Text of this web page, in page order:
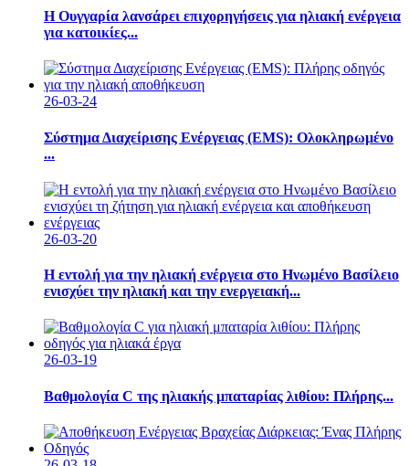
Η Ουγγαρία λανσάρει επιχορηγήσεις για ηλιακή ενέργεια
για κατοικίες...
26-03-24
Σύστημα Διαχείρισης Ενέργειας (EMS): Ολοκληρωμένο
...
26-03-20
Η εντολή για την ηλιακή ενέργεια στο Ηνωμένο Βασίλειο
ενισχύει την ηλιακή και την ενεργειακή...
26-03-19
Βαθμολογία C της ηλιακής μπαταρίας λιθίου: Πλήρης...